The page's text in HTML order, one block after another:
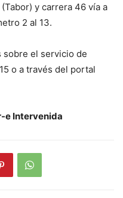
y carrera 46 vía a
2 al 13.
el servicio de
o a través del portal
e Intervenida